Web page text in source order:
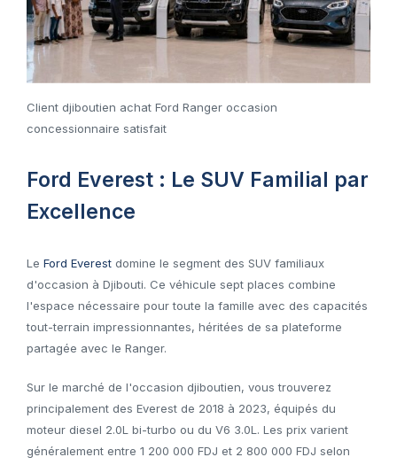
Client djiboutien achat Ford Ranger occasion
concessionnaire satisfait
Ford Everest : Le SUV Familial par
Excellence
Le Ford Everest domine le segment des SUV familiaux
d'occasion à Djibouti. Ce véhicule sept places combine
l'espace nécessaire pour toute la famille avec des capacités
tout-terrain impressionnantes, héritées de sa plateforme
partagée avec le Ranger.
Sur le marché de l'occasion djiboutien, vous trouverez
principalement des Everest de 2018 à 2023, équipés du
moteur diesel 2.0L bi-turbo ou du V6 3.0L. Les prix varient
généralement entre 1 200 000 FDJ et 2 800 000 FDJ selon